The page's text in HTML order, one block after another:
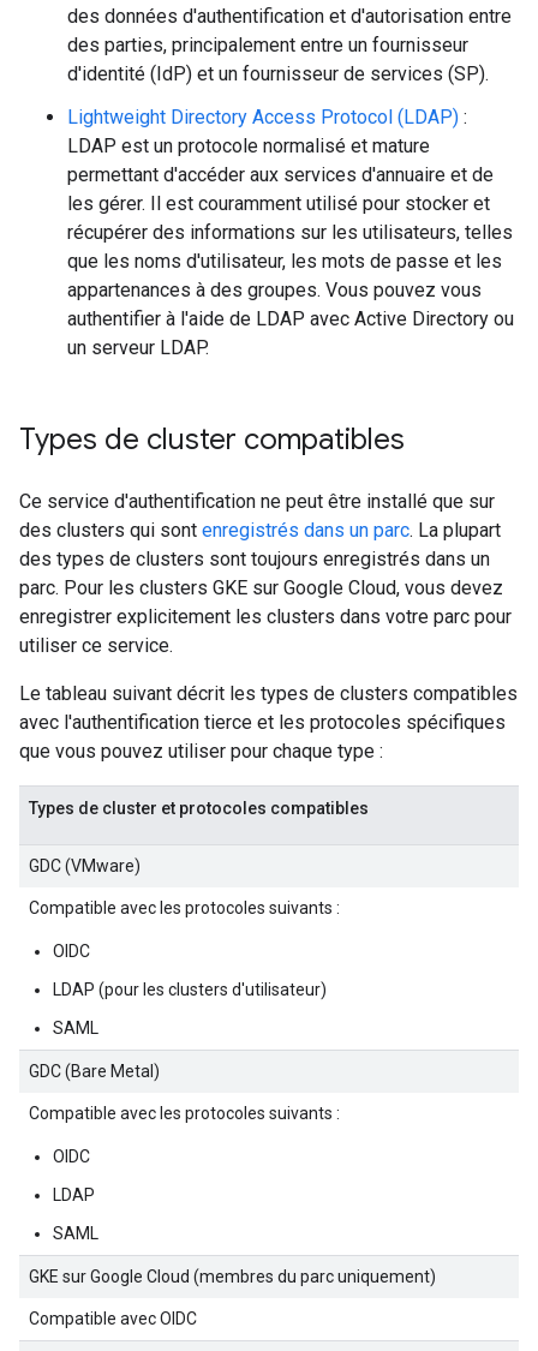
des données d'authentification et d'autorisation entre
des parties, principalement entre un fournisseur
d'identité (IdP) et un fournisseur de services (SP).
Lightweight Directory Access Protocol (LDAP) :
LDAP est un protocole normalisé et mature
permettant d'accéder aux services d'annuaire et de
les gérer. Il est couramment utilisé pour stocker et
récupérer des informations sur les utilisateurs, telles
que les noms d'utilisateur, les mots de passe et les
appartenances à des groupes. Vous pouvez vous
authentifier à l'aide de LDAP avec Active Directory ou
un serveur LDAP.
Types de cluster compatibles
Ce service d'authentification ne peut être installé que sur
des clusters qui sont enregistrés dans un parc. La plupart
des types de clusters sont toujours enregistrés dans un
parc. Pour les clusters GKE sur Google Cloud, vous devez
enregistrer explicitement les clusters dans votre parc pour
utiliser ce service.
Le tableau suivant décrit les types de clusters compatibles
avec l'authentification tierce et les protocoles spécifiques
que vous pouvez utiliser pour chaque type :
Types de cluster et protocoles compatibles
GDC (VMware)
Compatible avec les protocoles suivants :
OIDC
LDAP (pour les clusters d'utilisateur)
SAML
GDC (Bare Metal)
Compatible avec les protocoles suivants :
OIDC
LDAP
SAML
GKE sur Google Cloud (membres du parc uniquement)
Compatible avec OIDC